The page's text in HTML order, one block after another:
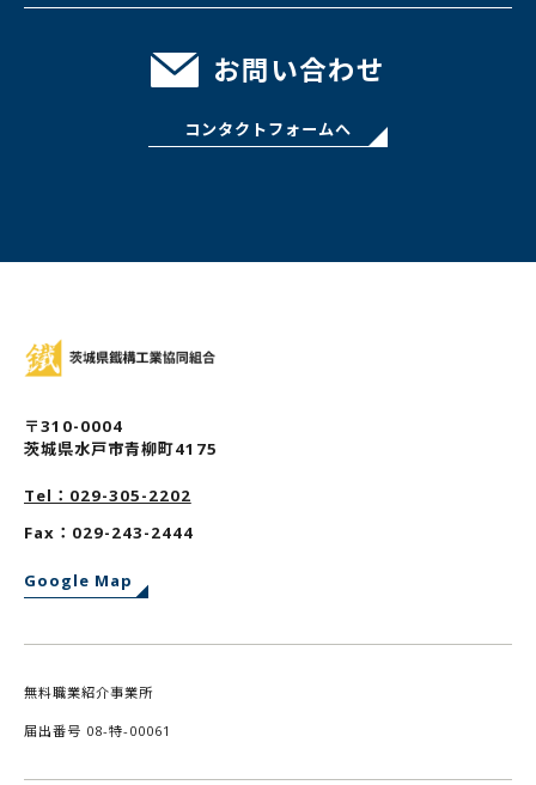
お問い合わせ
コンタクトフォームへ
〒310-0004
茨城県水戸市青柳町4175
Tel：029-305-2202
Fax：029-243-2444
Google Map
無料職業紹介事業所
届出番号 08-特-00061